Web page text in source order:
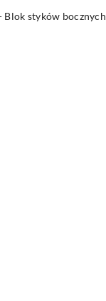
Blok styków bocznych